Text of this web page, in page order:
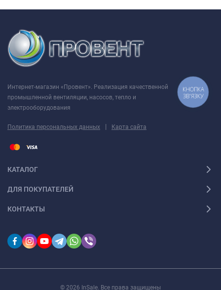
Интернет-магазин «Провент». Реализация качественной
промышленной вентиляции, насосов, тепло и
электрооборудования
Политика персональных данных | Карта сайта
КАТАЛОГ
ДЛЯ ПОКУПАТЕЛЕЙ
КОНТАКТЫ
© 2026 InSale. Все права защищены
КНОПКА
ЗВ'ЯЗКУ